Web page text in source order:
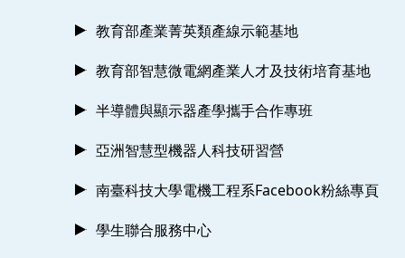
教育部產業菁英類產線示範基地
教育部智慧微電網產業人才及技術培育基地
半導體與顯示器產學攜手合作專班
亞洲智慧型機器人科技研習營
南臺科技大學電機工程系Facebook粉絲專頁
學生聯合服務中心